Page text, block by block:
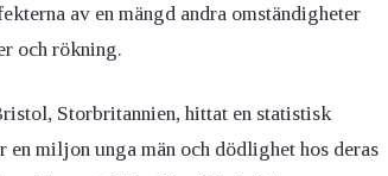
av en mängd andra omständigheter
och rökning.
Storbritannien, hittat en statistisk
miljon unga män och dödlighet hos deras